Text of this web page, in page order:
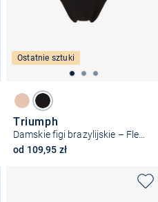
Ostatnie sztuki
Triumph
Damskie figi brazylijskie – Flex Smart
od 109,95 zł